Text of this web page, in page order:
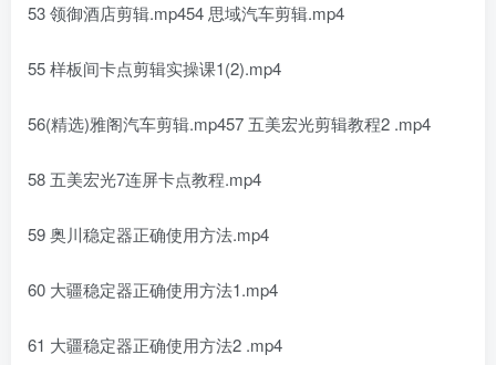
53 领御酒店剪辑.mp454 思域汽车剪辑.mp4
55 样板间卡点剪辑实操课1(2).mp4
56(精选)雅阁汽车剪辑.mp457 五美宏光剪辑教程2 .mp4
58 五美宏光7连屏卡点教程.mp4
59 奥川稳定器正确使用方法.mp4
60 大疆稳定器正确使用方法1.mp4
61 大疆稳定器正确使用方法2 .mp4